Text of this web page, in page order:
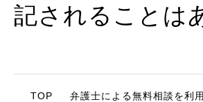
記されることは
TOP 弁護士による無料相談を利